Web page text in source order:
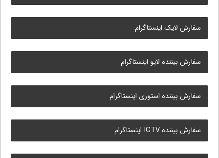
سفارش لایک اینستاگرام
سفارش بیننده لایو اینستاگرام
سفارش بیننده استوری اینستاگرام
سفارش بیننده IGTV اینستاگرام